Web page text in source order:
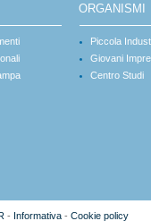
ORGANISMI
Piccola
Giovani
Centro Studi
- Informativa - Cookie policy